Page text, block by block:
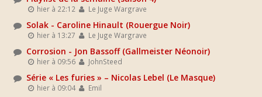
hier à 22:12 Le Juge Wargrave
Solak - Caroline Hinault (Rouergue Noir)
hier à 13:27 Le Juge Wargrave
Corrosion - Jon Bassoff (Gallmeister Néonoir)
hier à 09:56 JohnSteed
Série « Les furies » – Nicolas Lebel (Le Masque)
hier à 09:04 Emil